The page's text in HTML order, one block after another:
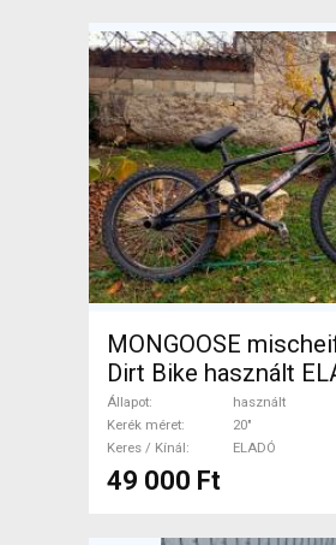
MONGOOSE
Dirt Bike használt
Állapot
használt
Kerék méret
20"
Keres / Kínál
ELADÓ
49 000 Ft